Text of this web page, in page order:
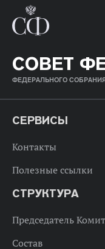
СОВЕТ
ФЕДЕРАЛЬНОГО
СЕРВИСЫ
Контакты
Полезные ссылки
СТРУКТУРА
Председатель
Состав